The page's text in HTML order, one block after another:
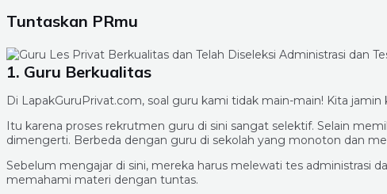
Tuntaskan PRmu
1. Guru Berkualitas
Di LapakGuruPrivat.com, soal guru kami tidak main-main! Kita
Itu karena proses rekrutmen guru di sini sangat selektif. Selain
dimengerti. Berbeda dengan guru di sekolah yang monoton dan
Sebelum mengajar di sini, mereka harus melewati tes administrasi
memahami materi dengan tuntas.